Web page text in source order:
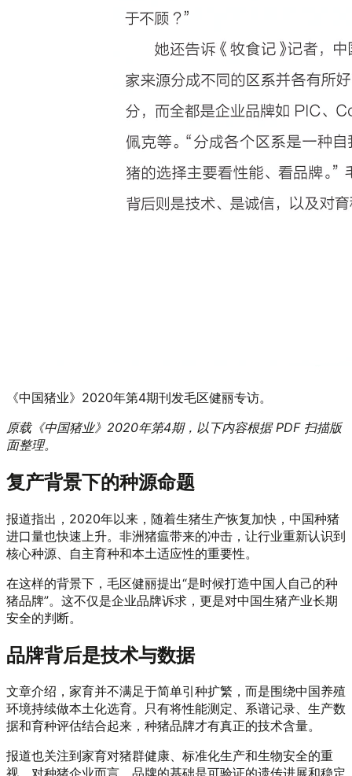
《中国猪业》2020年第4期刊发毛区健丽专访。
原载《中国猪业》2020年第4期，以下内容根据 PDF 扫描版
面整理。
复产背景下的种源命题
报道指出，2020年以来，随着生猪生产恢复加快，中国种猪
进口量也快速上升。非洲猪瘟带来的冲击，让行业重新认识到
核心种源、自主育种和本土适应性的重要性。
在这样的背景下，毛区健丽提出“是时候打造中国人自己的种
猪品牌”。这不仅是企业品牌诉求，更是对中国生猪产业长期
安全的判断。
品牌背后是技术与数据
文章介绍，家育并不满足于简单引种扩繁，而是围绕中国养殖
环境持续做本土化选育。只有将性能测定、系谱记录、生产数
据和育种评估结合起来，种猪品牌才有真正的技术含量。
报道也关注到家育对猪群健康、标准化生产和生物安全的重